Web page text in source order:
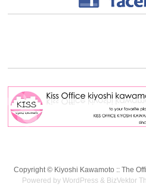
Copyright © Kiyoshi Kawamoto :: The
Powered byWordPress & BizVektor